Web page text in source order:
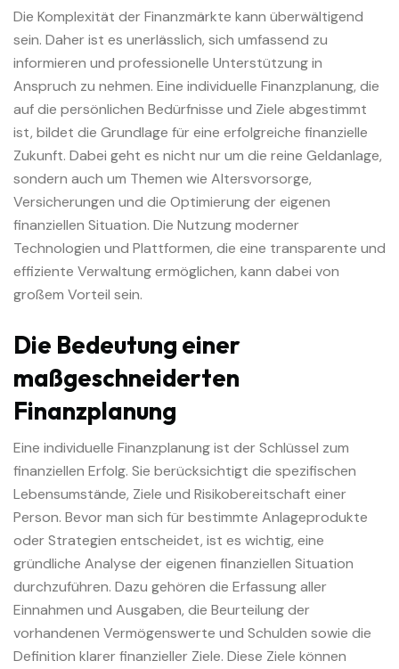
Die Komplexität der Finanzmärkte kann überwältigend
sein. Daher ist es unerlässlich, sich umfassend zu
informieren und professionelle Unterstützung in
Anspruch zu nehmen. Eine individuelle Finanzplanung, die
auf die persönlichen Bedürfnisse und Ziele abgestimmt
ist, bildet die Grundlage für eine erfolgreiche finanzielle
Zukunft. Dabei geht es nicht nur um die reine Geldanlage,
sondern auch um Themen wie Altersvorsorge,
Versicherungen und die Optimierung der eigenen
finanziellen Situation. Die Nutzung moderner
Technologien und Plattformen, die eine transparente und
effiziente Verwaltung ermöglichen, kann dabei von
großem Vorteil sein.
Die Bedeutung einer
maßgeschneiderten
Finanzplanung
Eine individuelle Finanzplanung ist der Schlüssel zum
finanziellen Erfolg. Sie berücksichtigt die spezifischen
Lebensumstände, Ziele und Risikobereitschaft einer
Person. Bevor man sich für bestimmte Anlageprodukte
oder Strategien entscheidet, ist es wichtig, eine
gründliche Analyse der eigenen finanziellen Situation
durchzuführen. Dazu gehören die Erfassung aller
Einnahmen und Ausgaben, die Beurteilung der
vorhandenen Vermögenswerte und Schulden sowie die
Definition klarer finanzieller Ziele. Diese Ziele können